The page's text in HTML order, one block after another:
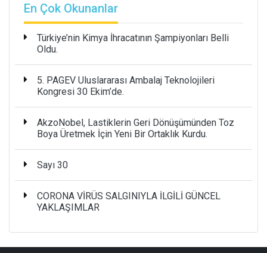
En Çok Okunanlar
Türkiye’nin Kimya İhracatının Şampiyonları Belli
Oldu.
5. PAGEV Uluslararası Ambalaj Teknolojileri
Kongresi 30 Ekim’de.
AkzoNobel, Lastiklerin Geri Dönüşümünden Toz
Boya Üretmek İçin Yeni Bir Ortaklık Kurdu.
Sayı 30
CORONA VİRÜS SALGINIYLA İLGİLİ GÜNCEL
YAKLAŞIMLAR